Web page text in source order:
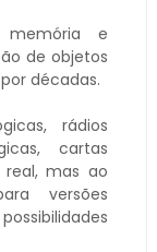
e
de objetos
décadas.
rádios
cartas
mas ao
versões